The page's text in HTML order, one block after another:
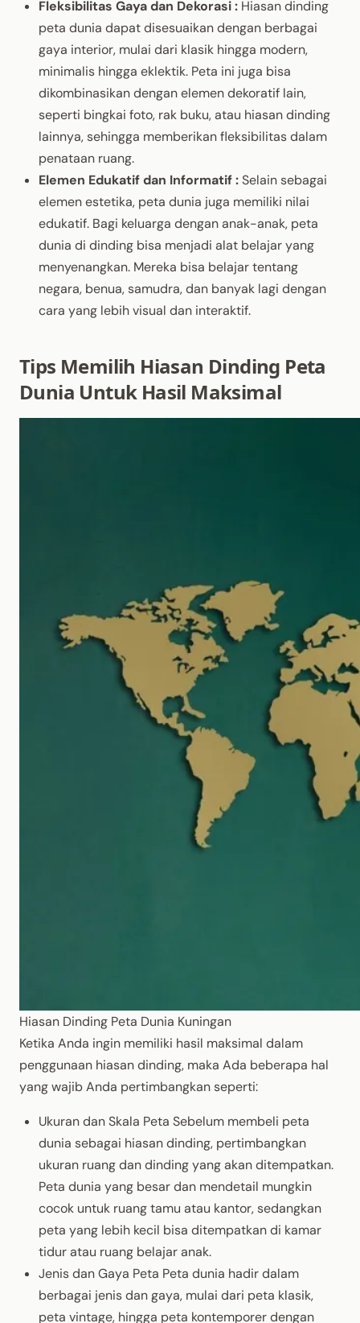
Fleksibilitas Gaya dan Dekorasi : Hiasan dinding
peta dunia dapat disesuaikan dengan berbagai
gaya interior, mulai dari klasik hingga modern,
minimalis hingga eklektik. Peta ini juga bisa
dikombinasikan dengan elemen dekoratif lain,
seperti bingkai foto, rak buku, atau hiasan dinding
lainnya, sehingga memberikan fleksibilitas dalam
penataan ruang.
Elemen Edukatif dan Informatif :Selain sebagai
elemen estetika, peta dunia juga memiliki nilai
edukatif. Bagi keluarga dengan anak-anak, peta
dunia di dinding bisa menjadi alat belajar yang
menyenangkan. Mereka bisa belajar tentang
negara, benua, samudra, dan banyak lagi dengan
cara yang lebih visual dan interaktif.
Tips Memilih Hiasan Dinding Peta
Dunia Untuk Hasil Maksimal
Hiasan Dinding Peta Dunia Kuningan
Ketika Anda ingin memiliki hasil maksimal dalam
penggunaan hiasan dinding, maka Ada beberapa hal
yang wajib Anda pertimbangkan seperti:
Ukuran dan Skala Peta Sebelum membeli peta
dunia sebagai hiasan dinding, pertimbangkan
ukuran ruang dan dinding yang akan ditempatkan.
Peta dunia yang besar dan mendetail mungkin
cocok untuk ruang tamu atau kantor, sedangkan
peta yang lebih kecil bisa ditempatkan di kamar
tidur atau ruang belajar anak.
Jenis dan Gaya Peta Peta dunia hadir dalam
berbagai jenis dan gaya, mulai dari peta klasik,
peta vintage, hingga peta kontemporer dengan